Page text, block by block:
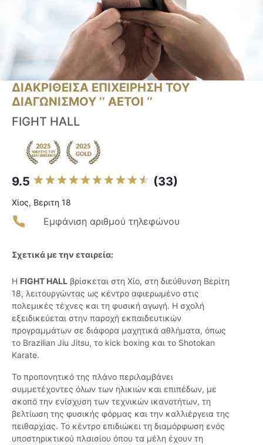
ΔΙΑΚΡΙΘΕΙΣΑ ΕΠΙΧΕΙΡΗΣΗ ΤΟΥ
ΔΙΑΓΩΝΙΣΜΟΥ ‘’ ΑΕΤΟΙ ‘’
FIGHT HALL
9.5 (33)
Χίος, Βεριτη 18
Εμφάνιση αριθμού τηλεφώνου
Σχετικά με την εταιρεία:
Η FIGHT HALL βρίσκεται στη Χίο, στη διεύθυνση Βερίτη
18, λειτουργώντας ως κέντρο αφιερωμένο στις
πολεμικές τέχνες και τη φυσική αγωγή. Η σχολή
εξειδικεύεται στην παροχή εκπαιδευτικών
προγραμμάτων σε διάφορα μαχητικά αθλήματα, όπως
το Brazilian Jiu Jitsu, το kick boxing και το Shotokan
Karate.
Το προπονητικό της πλάνο περιλαμβάνει
συμμετέχοντες όλων των ηλικιών και επιπέδων, με
σκοπό την ενίσχυση των τεχνικών ικανοτήτων, τη
βελτίωση της φυσικής φόρμας και την καλλιέργεια της
πειθαρχίας. Το κέντρο επιδιώκει τη διαμόρφωση ενός
υποστηρικτικού πλαισίου όπου τα μέλη έχουν τη